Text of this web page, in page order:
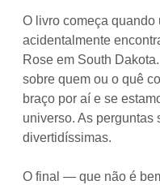
O livro começa quando
acidentalmente
Rose em South
sobre quem ou o quê
braço por aí e se
universo. As perguntas
divertidíssimas.
O final — que não é